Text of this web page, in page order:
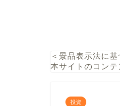
＜景品表示法に基
本サイトのコンテ
投資